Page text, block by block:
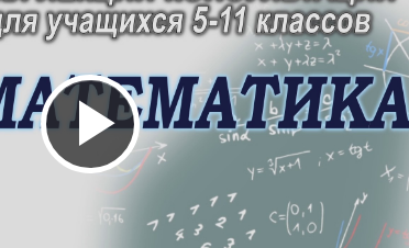
Воспроизвести
видео